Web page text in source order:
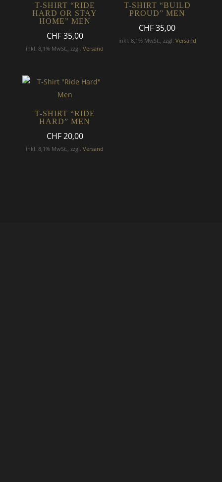
T-SHIRT “RIDE
HARD OR STAY
HOME” MEN
CHF35,00
inkl. 8,1% MwSt., zzgl.Versand
T-SHIRT “BUILD
PROUD” MEN
CHF35,00
inkl. 8,1% MwSt., zzgl. Versand
T-SHIRT “RIDE
HARD” MEN
CHF20,00
inkl. 8,1% MwSt., zzgl.Versand